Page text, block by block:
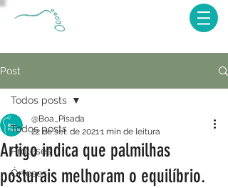
Post
Todos posts
Próteses
Órteses
Todos posts
Artigo indica que palmilhas
posturais melhoram o equilíbrio.
@Boa_Pisada
22 de set. de 20211 min de leitura